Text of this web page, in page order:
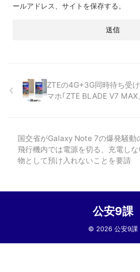
ールアドレス、サイトを保存する。
ZTEの4G+3G同時待ち受
マホ｢ZTE BLADE V7 MAX
国交省がGalaxy Note 7の爆発騒動
飛行機内では電源を切る、充電し
物として預け入れないことを要請
公安9課
© 2026 公安9課